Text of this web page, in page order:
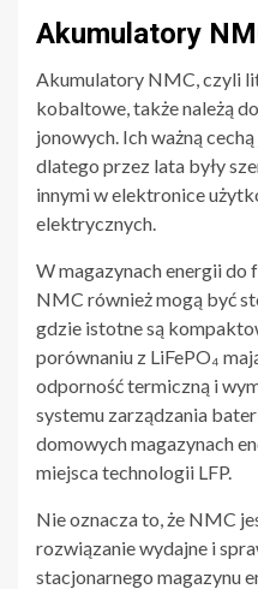
Akumulatory
Akumulatory NMC, czyli
kobaltowe, także należą
jonowych. Ich ważną
dlatego przez lata były
innymi w elektronice
elektrycznych.
W magazynach energii
NMC również mogą być
gdzie istotne są
porównaniu z LiFePO₄
odporność termiczną i
systemu zarządzania
domowych magazynach
miejsca technologii LFP.
Nie oznacza to, że NMC
rozwiązanie wydajne i
stacjonarnego magazynu